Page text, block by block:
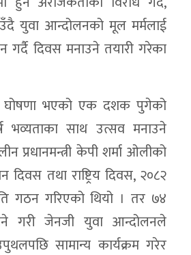
युवा आन्दोलनको मूल मर्मलाई
गर्दै दिवस मनाउने तयारी गरेका
घोषणा भएको एक दशक पुगेको
भव्यताका साथ उत्सव मनाउने
प्रधानमन्त्री केपी शर्मा ओलीको
दिवस तथा राष्ट्रिय दिवस, २०८२
गठन गरिएको थियो । तर ७४
गरी जेनजी युवा आन्दोलनले
सामान्य कार्यक्रम गरेर